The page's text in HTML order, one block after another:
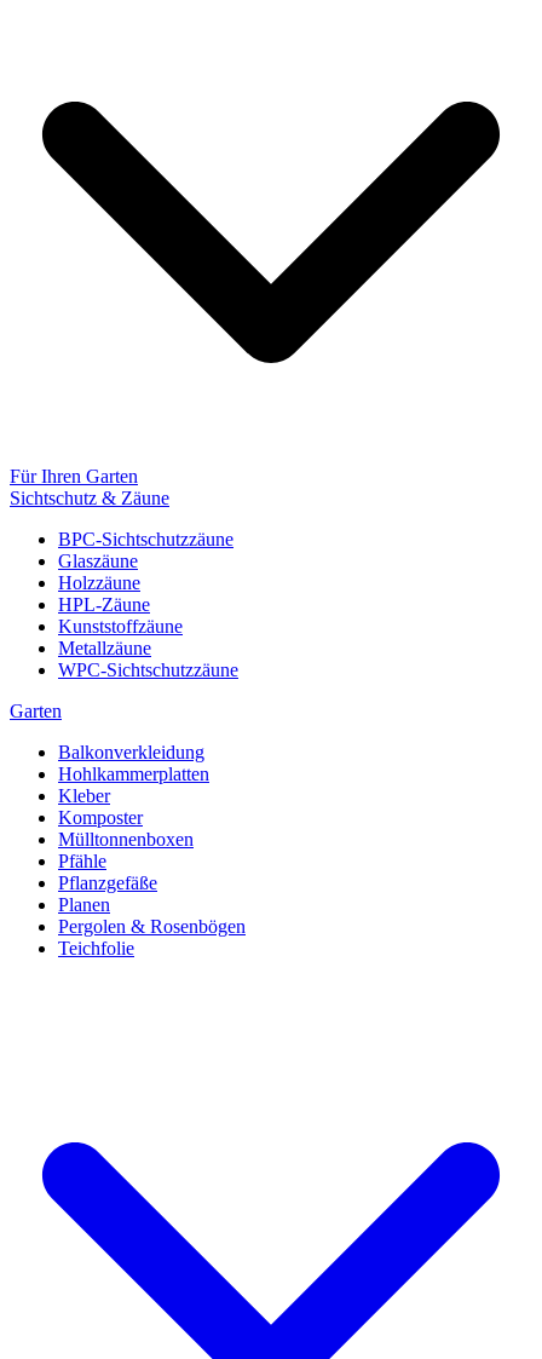
Für Ihren Garten
Sichtschutz & Zäune
BPC-Sichtschutzzäune
Glaszäune
Holzzäune
HPL-Zäune
Kunststoffzäune
Metallzäune
WPC-Sichtschutzzäune
Garten
Balkonverkleidung
Hohlkammerplatten
Kleber
Komposter
Mülltonnenboxen
Pfähle
Pflanzgefäße
Planen
Pergolen & Rosenbögen
Teichfolie